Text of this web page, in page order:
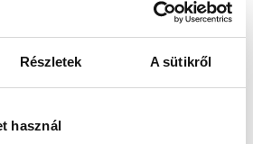
Részletek A sütikről
használ